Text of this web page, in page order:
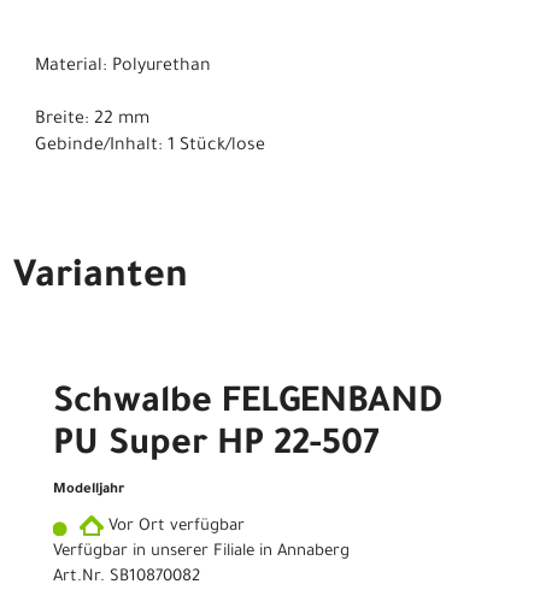
Material: Polyurethan
Breite: 22 mm
Gebinde/Inhalt: 1 Stück/lose
Varianten
Schwalbe FELGENBAND
PU Super HP 22-507
Modelljahr
Vor Ort verfügbar
Verfügbar in unserer Filiale in Annaberg
Art.Nr. SB10870082